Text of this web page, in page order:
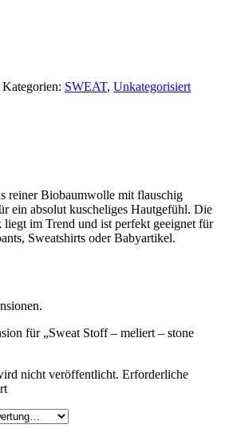
Kategorien: SWEAT, Unkategorisiert
reiner Biobaumwolle mit flauschig
ein absolut kuscheliges Hautgefühl. Die
im Trend und ist perfekt geeignet für
Sweatshirts oder Babyartikel.
für „Sweat Stoff – meliert – stone
nicht veröffentlicht. Erforderliche